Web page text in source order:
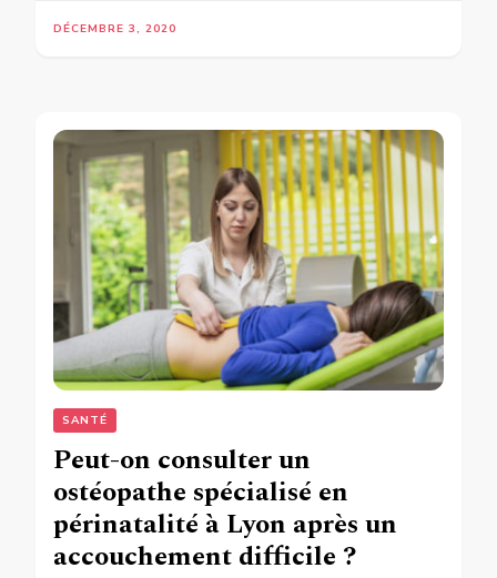
DÉCEMBRE 3, 2020
SANTÉ
Peut-on consulter un
ostéopathe spécialisé en
périnatalité à Lyon après un
accouchement difficile ?